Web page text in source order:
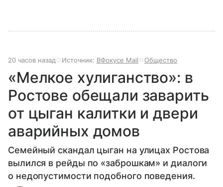
20 часов назад Источник: ВФокусе Mail Общество
«Мелкое хулиганство»: в
Ростове обещали заварить
от цыган калитки и двери
аварийных домов
Семейный скандал цыган на улицах Ростова
вылился в рейды по «заброшкам» и диалоги
о недопустимости подобного поведения.